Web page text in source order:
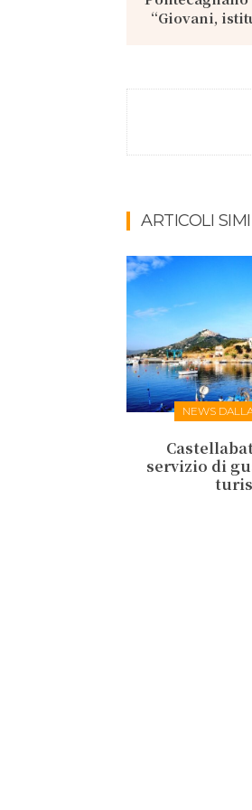
“Giovani,
ARTICOLI
NEWS
servizio di